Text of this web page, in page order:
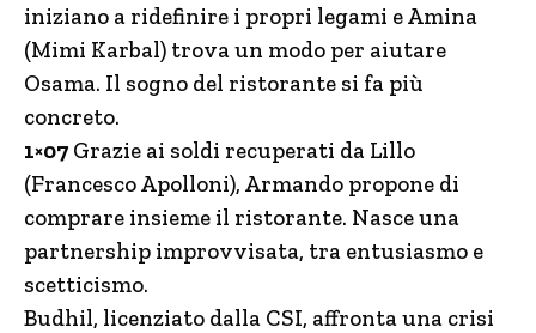
iniziano a ridefinire i propri legami e Amina
(Mimi Karbal) trova un modo per aiutare
Osama. Il sogno del ristorante si fa più
concreto.
1×07 Grazie ai soldi recuperati da Lillo
(Francesco Apolloni), Armando propone di
comprare insieme il ristorante. Nasce una
partnership improvvisata, tra entusiasmo e
scetticismo.
Budhil, licenziato dalla CSI, affronta una crisi